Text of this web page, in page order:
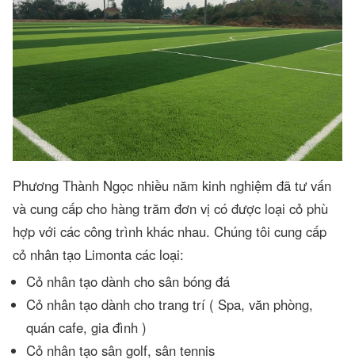
Phương Thành Ngọc nhiều năm kinh nghiệm đã tư vấn
và cung cấp cho hàng trăm đơn vị có được loại cỏ phù
hợp với các công trình khác nhau. Chúng tôi cung cấp
cỏ nhân tạo Limonta các loại:
Cỏ nhân tạo dành cho sân bóng đá
Cỏ nhân tạo dành cho trang trí ( Spa, văn phòng,
quán cafe, gia đình )
Cỏ nhân tạo sân golf, sân tennis